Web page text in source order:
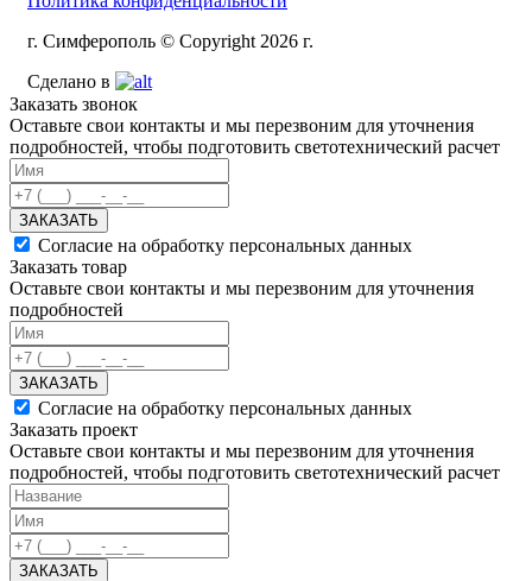
г. Симферополь © Copyright 2026 г.
Сделано в
Заказать звонок
Оставьте свои контакты и мы перезвоним для уточнения
подробностей, чтобы подготовить светотехнический расчет
ЗАКАЗАТЬ
Согласие на обработку персональных данных
Заказать товар
Оставьте свои контакты и мы перезвоним для уточнения
подробностей
ЗАКАЗАТЬ
Согласие на обработку персональных данных
Заказать проект
Оставьте свои контакты и мы перезвоним для уточнения
подробностей, чтобы подготовить светотехнический расчет
ЗАКАЗАТЬ